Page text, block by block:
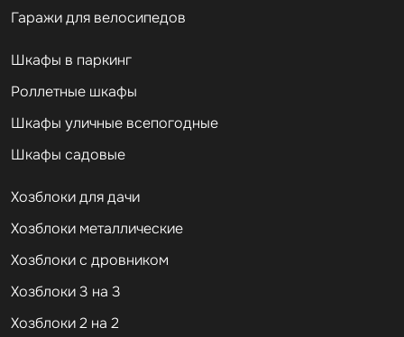
Гаражи для велосипедов
Шкафы в паркинг
Роллетные шкафы
Шкафы уличные всепогодные
Шкафы садовые
Хозблоки для дачи
Хозблоки металлические
Хозблоки с дровником
Хозблоки 3 на 3
Хозблоки 2 на 2